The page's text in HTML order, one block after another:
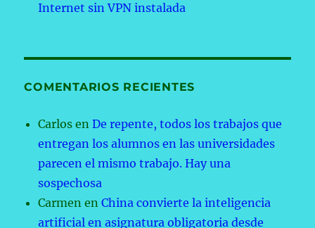
Internet sin VPN instalada
COMENTARIOS RECIENTES
Carlos enDe repente, todos los trabajos que
entregan los alumnos en las universidades
parecen el mismo trabajo. Hay una
sospechosa
Carmen enChina convierte la inteligencia
artificial en asignatura obligatoria desde